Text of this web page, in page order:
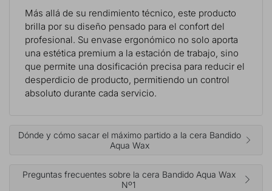
Más allá de su rendimiento técnico, este producto
brilla por su diseño pensado para el confort del
profesional. Su envase ergonómico no solo aporta
una estética premium a la estación de trabajo, sino
que permite una dosificación precisa para reducir el
desperdicio de producto, permitiendo un control
absoluto durante cada servicio.
Dónde y cómo sacar el máximo partido a la cera Bandido
Aqua Wax
Preguntas frecuentes sobre la cera Bandido Aqua Wax
Nº1